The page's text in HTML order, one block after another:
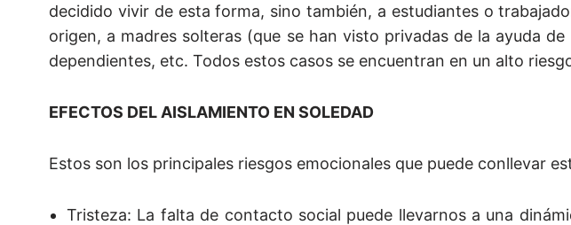
decidido vivir de esta forma, sino también, a estudiantes o
origen, a madres solteras (que se han visto privadas de la ayuda
dependientes, etc. Todos estos casos se encuentran en un alto
EFECTOS DEL AISLAMIENTO EN SOLEDAD
Estos son los principales riesgos emocionales que puede conllevar
Tristeza: La falta de contacto social puede llevarnos a una